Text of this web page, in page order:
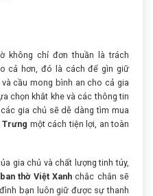
không chỉ đơn thuần là trách
cả hơn, đó là cách để gìn giữ
cầu mong bình an cho cả gia
chọn khắt khe và các thông tin
gia chủ sẽ dễ dàng tìm mua
Trưng một cách tiện lợi, an toàn
gia chủ và chất lượng tinh túy,
thờ Việt Xanh chắc chắn sẽ
bạn luôn giữ được sự thanh